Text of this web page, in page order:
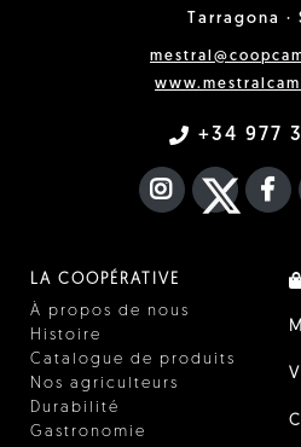
Tarragona ·
+34 977
INSTAGRAM
LA COOPÉRATIVE
À propos de nous
Histoire
Catalogue de produits
Nos agriculteurs
Durabilité
Gastronomie